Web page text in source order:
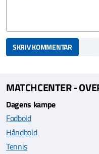
SKRIV KOMMENTAR
MATCHCENTER -
Dagens kampe
Fodbold
Håndbold
Tennis